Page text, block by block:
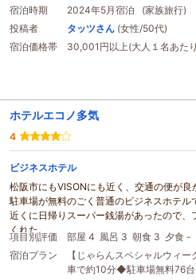
近くの温泉ホテルの入浴券が 割引で購入で
嬉しいサービスです。
スタッフの方から写真を撮りましょうかと
の思い出が撮れました。ベイスィートのゲ
スィートは9000個の真珠からなるシャン
なんといっても志摩観光ホテル ザ クラ
宿泊時期
2024年5月宿泊 (家族旅行)
投稿者
タッツさん (女性/50代)
宿泊価格帯
30,001円以上(大人１名あた
ホテルエコノ多気
4
ビジネスホテル
松阪市にもVISONにも近く、交通の便が良
駐車場が無料のごく普通のビジネスホテル
近くに日帰りスーパー銭湯があったので、
くれた。
項目別評価 部屋 4 風呂 3 朝食 3 夕食 -
宿泊プラン
【じゃらんスペシャルウィ
車で約10分◆駐車場無料76